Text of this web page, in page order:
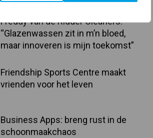
Freddy van de Ridder Cleaners:
“Glazenwassen zit in m’n bloed,
maar innoveren is mijn toekomst”
Friendship Sports Centre maakt
vrienden voor het leven
Business Apps: breng rust in de
schoonmaakchaos